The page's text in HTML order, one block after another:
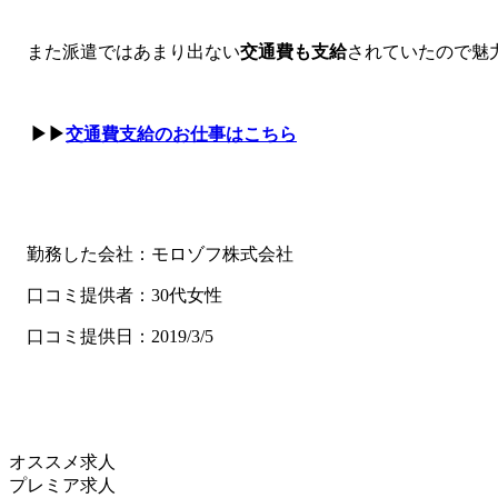
また派遣ではあまり出ない交通費も支給されていたので魅
▶▶交通費支給のお仕事はこちら
勤務した会社：モロゾフ株式会社
口コミ提供者：30代女性
口コミ提供日：2019/3/5
オススメ求人
プレミア求人